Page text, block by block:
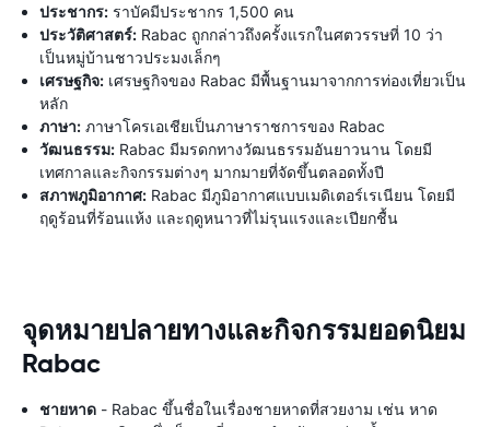
ประชากร: ราบัคมีประชากร 1,500 คน
ประวัติศาสตร์: Rabac ถูกกล่าวถึงครั้งแรกในศตวรรษที่ 10 ว่า
เป็นหมู่บ้านชาวประมงเล็กๆ
เศรษฐกิจ: เศรษฐกิจของ Rabac มีพื้นฐานมาจากการท่องเที่ยวเป็น
หลัก
ภาษา: ภาษาโครเอเชียเป็นภาษาราชการของ Rabac
วัฒนธรรม: Rabac มีมรดกทางวัฒนธรรมอันยาวนาน โดยมี
เทศกาลและกิจกรรมต่างๆ มากมายที่จัดขึ้นตลอดทั้งปี
สภาพภูมิอากาศ: Rabac มีภูมิอากาศแบบเมดิเตอร์เรเนียน โดยมี
ฤดูร้อนที่ร้อนแห้ง และฤดูหนาวที่ไม่รุนแรงและเปียกชื้น
จุดหมายปลายทางและกิจกรรมยอดนิยม
Rabac
ชายหาด - Rabac ขึ้นชื่อในเรื่องชายหาดที่สวยงาม เช่น หาด